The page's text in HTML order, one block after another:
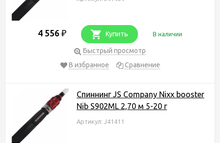
4 556 ₽ Купить В наличии
Быстрый просмотр
В избранное
Сравнение
Спиннинг JS Company Nixx booster
Nib S902ML 2,70 м 5-20 г
Артикул: J41411